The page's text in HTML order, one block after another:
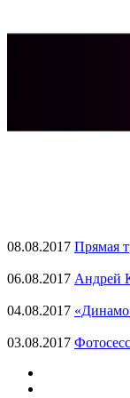
08.08.2017 Прямая
06.08.2017 Андрей
04.08.2017
03.08.2017